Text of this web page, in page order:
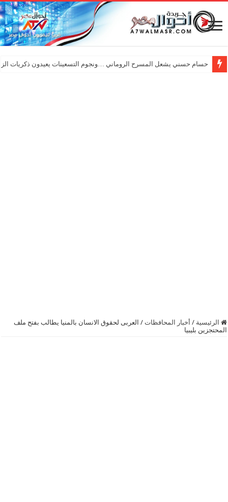
حسام حسني يشعل المسرح الروماني …ونجوم التسعينات يعيدون ذكريات
الرئيسية / أخبار المحافظات / العربى لحقوق الانسان بالمنيا يطالب بفتح ملف
المحتجزين بليبيا